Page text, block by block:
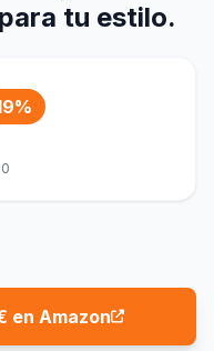
tu estilo.
en Amazon